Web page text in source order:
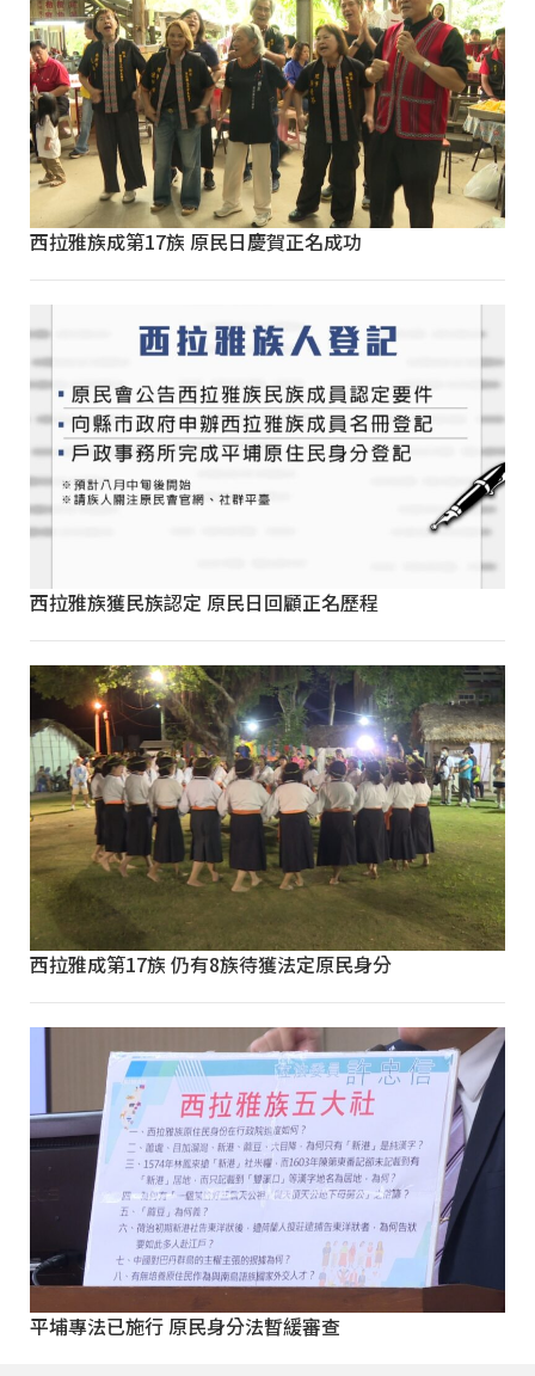
西拉雅族成第17族 原民日慶賀正名成功
西拉雅族獲民族認定 原民日回顧正名歷程
西拉雅成第17族 仍有8族待獲法定原民身分
平埔專法已施行 原民身分法暫緩審查